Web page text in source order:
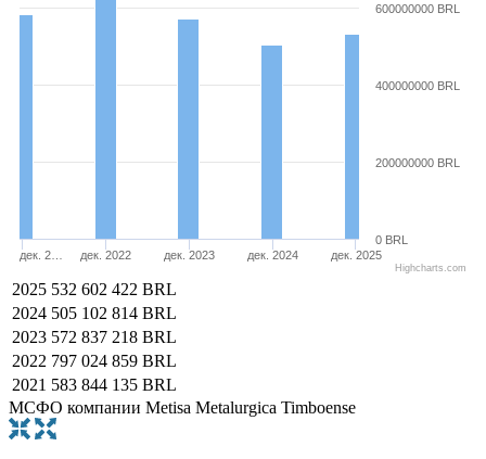
дек. 2… дек. 2022 дек. 2023 дек. 2024 дек. 2025
0 BRL
200000000 BRL
400000000 BRL
600000000 BRL
Highcharts.com
2025 532 602 422 BRL
2024 505 102 814 BRL
2023 572 837 218 BRL
2022 797 024 859 BRL
2021 583 844 135 BRL
МСФО компании Metisa Metalurgica Timboense